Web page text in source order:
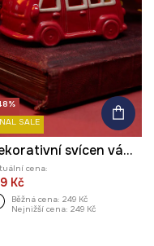
SALE
Dekorativní svícen vánoční - auto
cena:
Kč
Běžná cena: 249 Kč
Nejnižší cena: 249 Kč